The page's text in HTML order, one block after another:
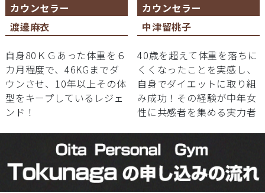
カウンセラー
渡邊麻衣
自身80ＫＧあった体重を６
カ月程度で、46KGまでダ
ウンさせ、10年以上その体
型をキープしているレジェ
ンド！
カウンセラー
中津留桃子
40歳を超えて体重を落ちに
くくなったことを実感し、
自身でダイエットに取り組
み成功！その経験が中年女
性に共感者を集める実力者